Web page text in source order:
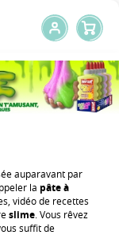
auparavant par
la pâte à
vidéo de recettes
slime . Vous rêvez
suffit de